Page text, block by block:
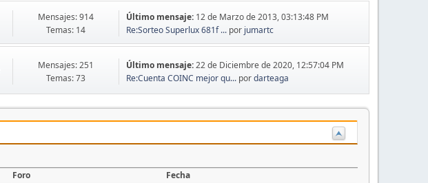
Mensajes: 914
Temas: 14
Último mensaje: 12 de Marzo de 2013, 03:13:48 PM
Re:Sorteo Superlux 681f ... por jumartc
Mensajes: 251
Temas: 73
Último mensaje:22 de Diciembre de 2020, 12:57:04 PM
Re:Cuenta COINC mejor qu... pordarteaga
Foro
Fecha